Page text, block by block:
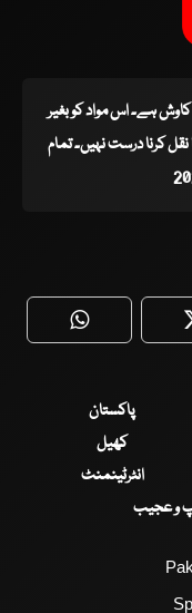
کاوش ہے۔ اس مواد کو بغیر
کرنا درست نہیں۔ تمام
WhatsApp
پاکستان
کھیل
انٹرٹینمنٹ
و عجیب